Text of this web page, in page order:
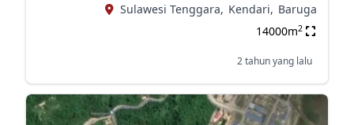
Sulawesi Tenggara, Kendari, Baruga
14000m2
2 tahun yang lalu